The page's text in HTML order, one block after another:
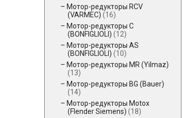
Мотор-редукторы RCV
(VARMEC) (16)
Мотор-редукторы C
(BONFIGLIOLI) (12)
Мотор-редукторы AS
(BONFIGLIOLI) (10)
Мотор-редукторы MR (Yilmaz)
(13)
Мотор-редукторы BG (Bauer)
(14)
Мотор-редукторы Motox
(Flender Siemens) (18)